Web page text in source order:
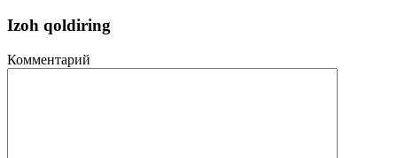
Izoh qoldiring
Комментарий